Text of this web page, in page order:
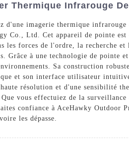
Thermique Infrarouge
d'une imagerie thermique
Co., Ltd. Cet appareil de pointe
les forces de l'ordre, la recherche
Grâce à une technologie de pointe
Sa construction
et son interface utilisateur
résolution et d'une sensibilité
Que vous effectuiez de la
confiance à AceHawky Outdoor
les dépasse.